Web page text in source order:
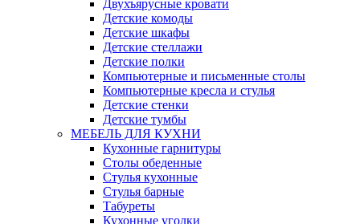
Двухъярусные кровати
Детские комоды
Детские шкафы
Детские стеллажи
Детские полки
Компьютерные и письменные столы
Компьютерные кресла и стулья
Детские стенки
Детские тумбы
МЕБЕЛЬ ДЛЯ КУХНИ
Кухонные гарнитуры
Столы обеденные
Стулья кухонные
Стулья барные
Табуреты
Кухонные уголки